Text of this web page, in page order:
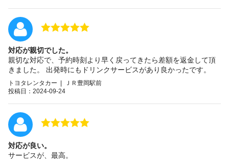
対応が親切でした。
親切な対応で、予約時刻より早く戻ってきたら差額を返金して頂
きました。 出発時にもドリンクサービスがあり良かったです。
トヨタレンタカー | ＪＲ豊岡駅前
投稿日：2024-09-24
対応が良い。
サービスが、最高。